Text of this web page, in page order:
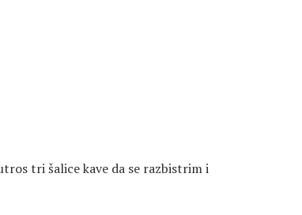
tri šalice kave da se razbistrim i